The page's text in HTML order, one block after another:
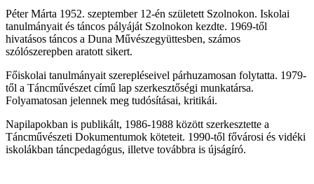
Péter Márta 1952. szeptember 12-én született Szolnokon. Iskolai
tanulmányait és táncos pályáját Szolnokon kezdte. 1969-től
hivatásos táncos a Duna Művészegyüttesben, számos
szólószerepben aratott sikert.
Főiskolai tanulmányait szerepléseivel párhuzamosan folytatta. 1979-
től a Táncművészet című lap szerkesztőségi munkatársa.
Folyamatosan jelennek meg tudósításai, kritikái.
Napilapokban is publikált, 1986-1988 között szerkesztette a
Táncművészeti Dokumentumok köteteit. 1990-től fővárosi és vidéki
iskolákban táncpedagógus, illetve továbbra is újságíró.